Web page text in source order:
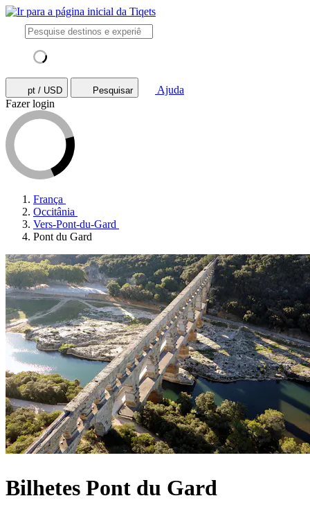
pt / USD Pesquisar
Ajuda
Fazer login
França
Occitânia
Vers-Pont-du-Gard
Pont du Gard
Bilhetes Pont du Gard